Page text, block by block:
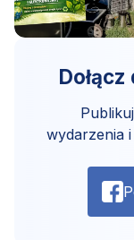
wydarzenia